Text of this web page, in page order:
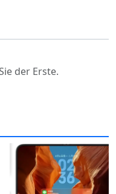
der Erste.